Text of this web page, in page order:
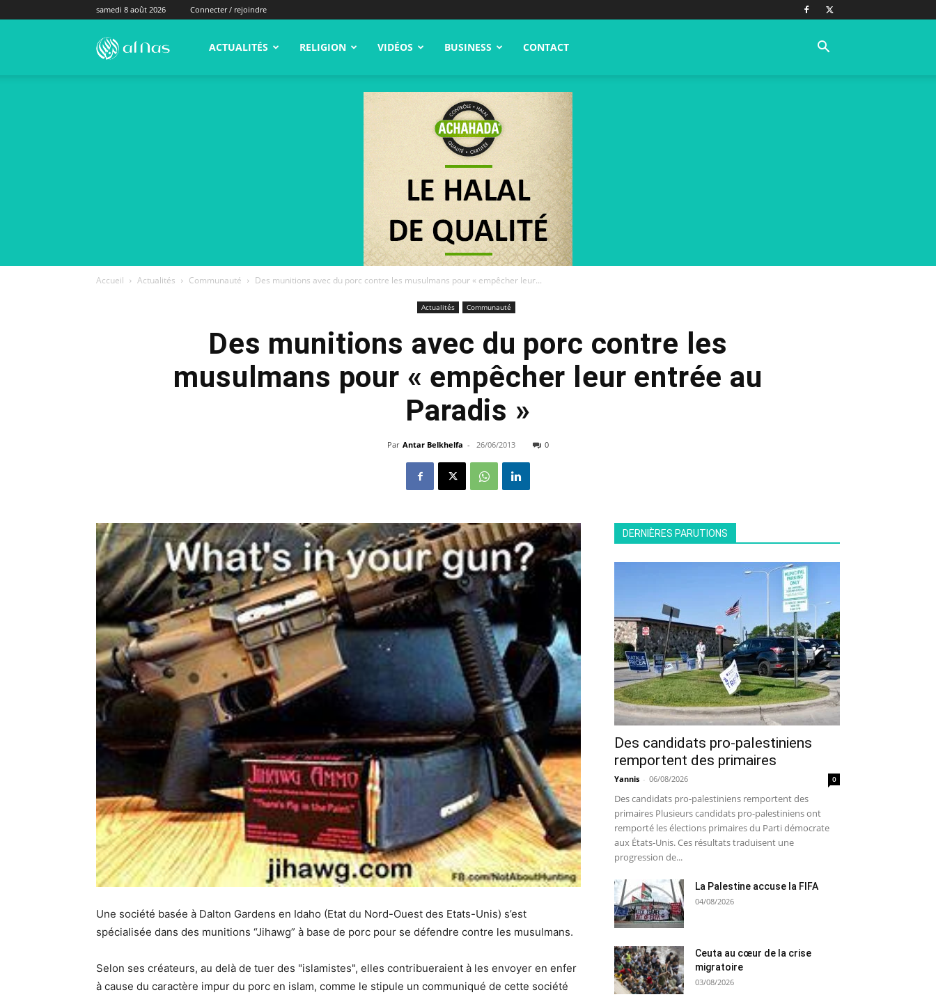
samedi 8 août 2026 Connecter / rejoindre
alNas.fr ACTUALITÉS RELIGION VIDÉOS BUSINESS CONTACT
Accueil Actualités Communauté Des munitions avec du porc contre les musulmans pour « empêcher leur...
Actualités Communauté
Des munitions avec du porc contre les
musulmans pour « empêcher leur entrée au
Paradis »
Par Antar Belkhelfa - 26/06/2013 0
Une société basée à Dalton Gardens en Idaho (Etat du Nord-Ouest des Etats-Unis) s’est
spécialisée dans des munitions “Jihawg” à base de porc pour se défendre contre les musulmans.
Selon ses créateurs, au delà de tuer des "islamistes", elles contribueraient à les envoyer en enfer
à cause du caractère impur du porc en islam, comme le stipule un communiqué de cette société
DERNIÈRES PARUTIONS
Des candidats pro-palestiniens
remportent des primaires
Yannis - 06/08/2026 0
Des candidats pro-palestiniens remportent des
primaires Plusieurs candidats pro-palestiniens ont
remporté les élections primaires du Parti démocrate
aux États-Unis. Ces résultats traduisent une
progression de...
La Palestine accuse la FIFA
04/08/2026
Ceuta au cœur de la crise
migratoire
03/08/2026